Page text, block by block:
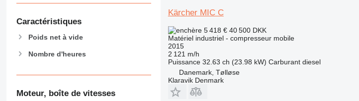
Caractéristiques
Poids net à vide
Nombre d'heures
Moteur, boîte de vitesses
Kärcher MIC C
5 418 € 40 500 DKK
Matériel industriel - compresseur mobile
2015
2 121 m/h
Puissance 32.63 ch (23.98 kW) Carburant diesel
Danemark, Tølløse
Klaravik Denmark